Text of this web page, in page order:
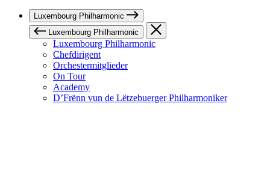
Luxembourg Philharmonic
Luxembourg Philharmonic
Luxembourg Philharmonic
Chefdirigent
Orchestermitglieder
On Tour
Academy
D’Frënn vun de Lëtzebuerger Philharmoniker